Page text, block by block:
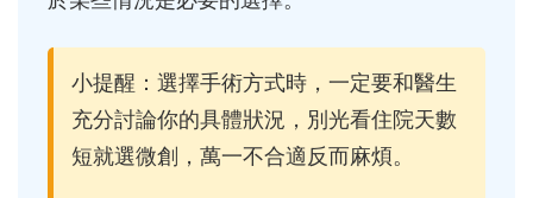
小提醒：選擇手術方式時，一定要和醫生
充分討論你的具體狀況，別光看住院天數
短就選微創，萬一不合適反而麻煩。